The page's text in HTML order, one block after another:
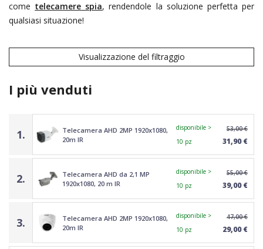
come telecamere spia, rendendole la soluzione perfetta per
qualsiasi situazione!
Visualizzazione del filtraggio
I più venduti
1.
Telecamera AHD 2MP 1920x1080,
20m IR
disponibile >
10 pz
53,00 €
31,90 €
2.
Telecamera AHD da 2,1 MP
1920x1080, 20 m IR
disponibile >
10 pz
55,00 €
39,00 €
3.
Telecamera AHD 2MP 1920x1080,
20m IR
disponibile >
10 pz
47,00 €
29,00 €